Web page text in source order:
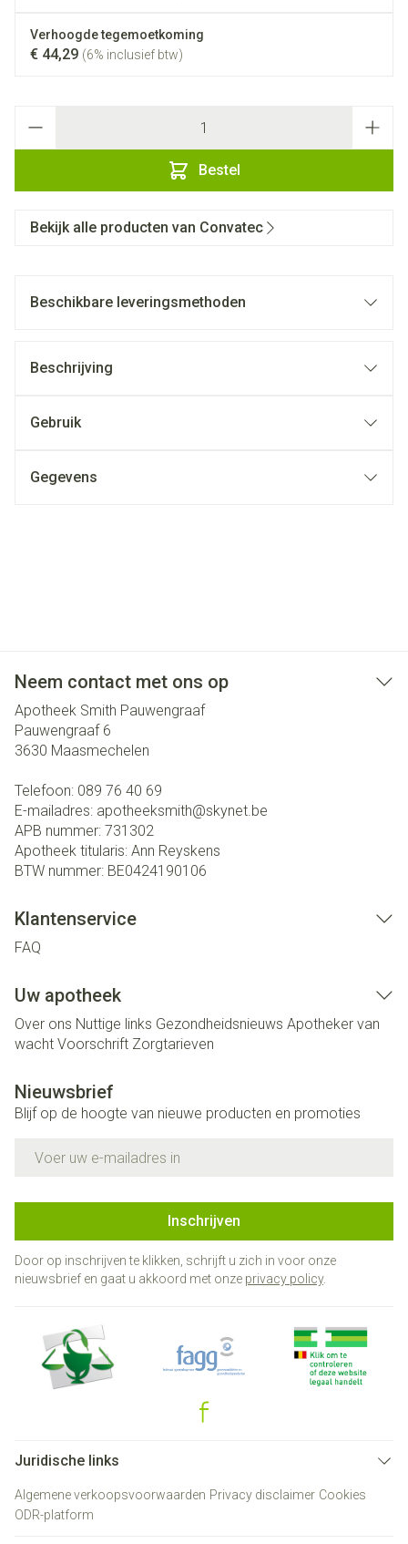
Verhoogde tegemoetkoming
€ 44,29 (6% inclusief btw)
Bestel
Bekijk alle producten van Convatec
Beschikbare leveringsmethoden
Beschrijving
Gebruik
Gegevens
Neem contact met ons op
Apotheek Smith Pauwengraaf
Pauwengraaf 6
3630 Maasmechelen
Telefoon: 089 76 40 69
E-mailadres: apotheeksmith@skynet.be
APB nummer: 731302
Apotheek titularis: Ann Reyskens
BTW nummer: BE0424190106
Klantenservice
FAQ
Uw apotheek
Over ons Nuttige links Gezondheidsnieuws Apotheker van
wacht Voorschrift Zorgtarieven
Nieuwsbrief
Blijf op de hoogte van nieuwe producten en promoties
Inschrijven
Door op inschrijven te klikken, schrijft u zich in voor onze
nieuwsbrief en gaat u akkoord met onze privacy policy.
Juridische links
Algemene verkoopsvoorwaarden Privacy disclaimer Cookies
ODR-platform